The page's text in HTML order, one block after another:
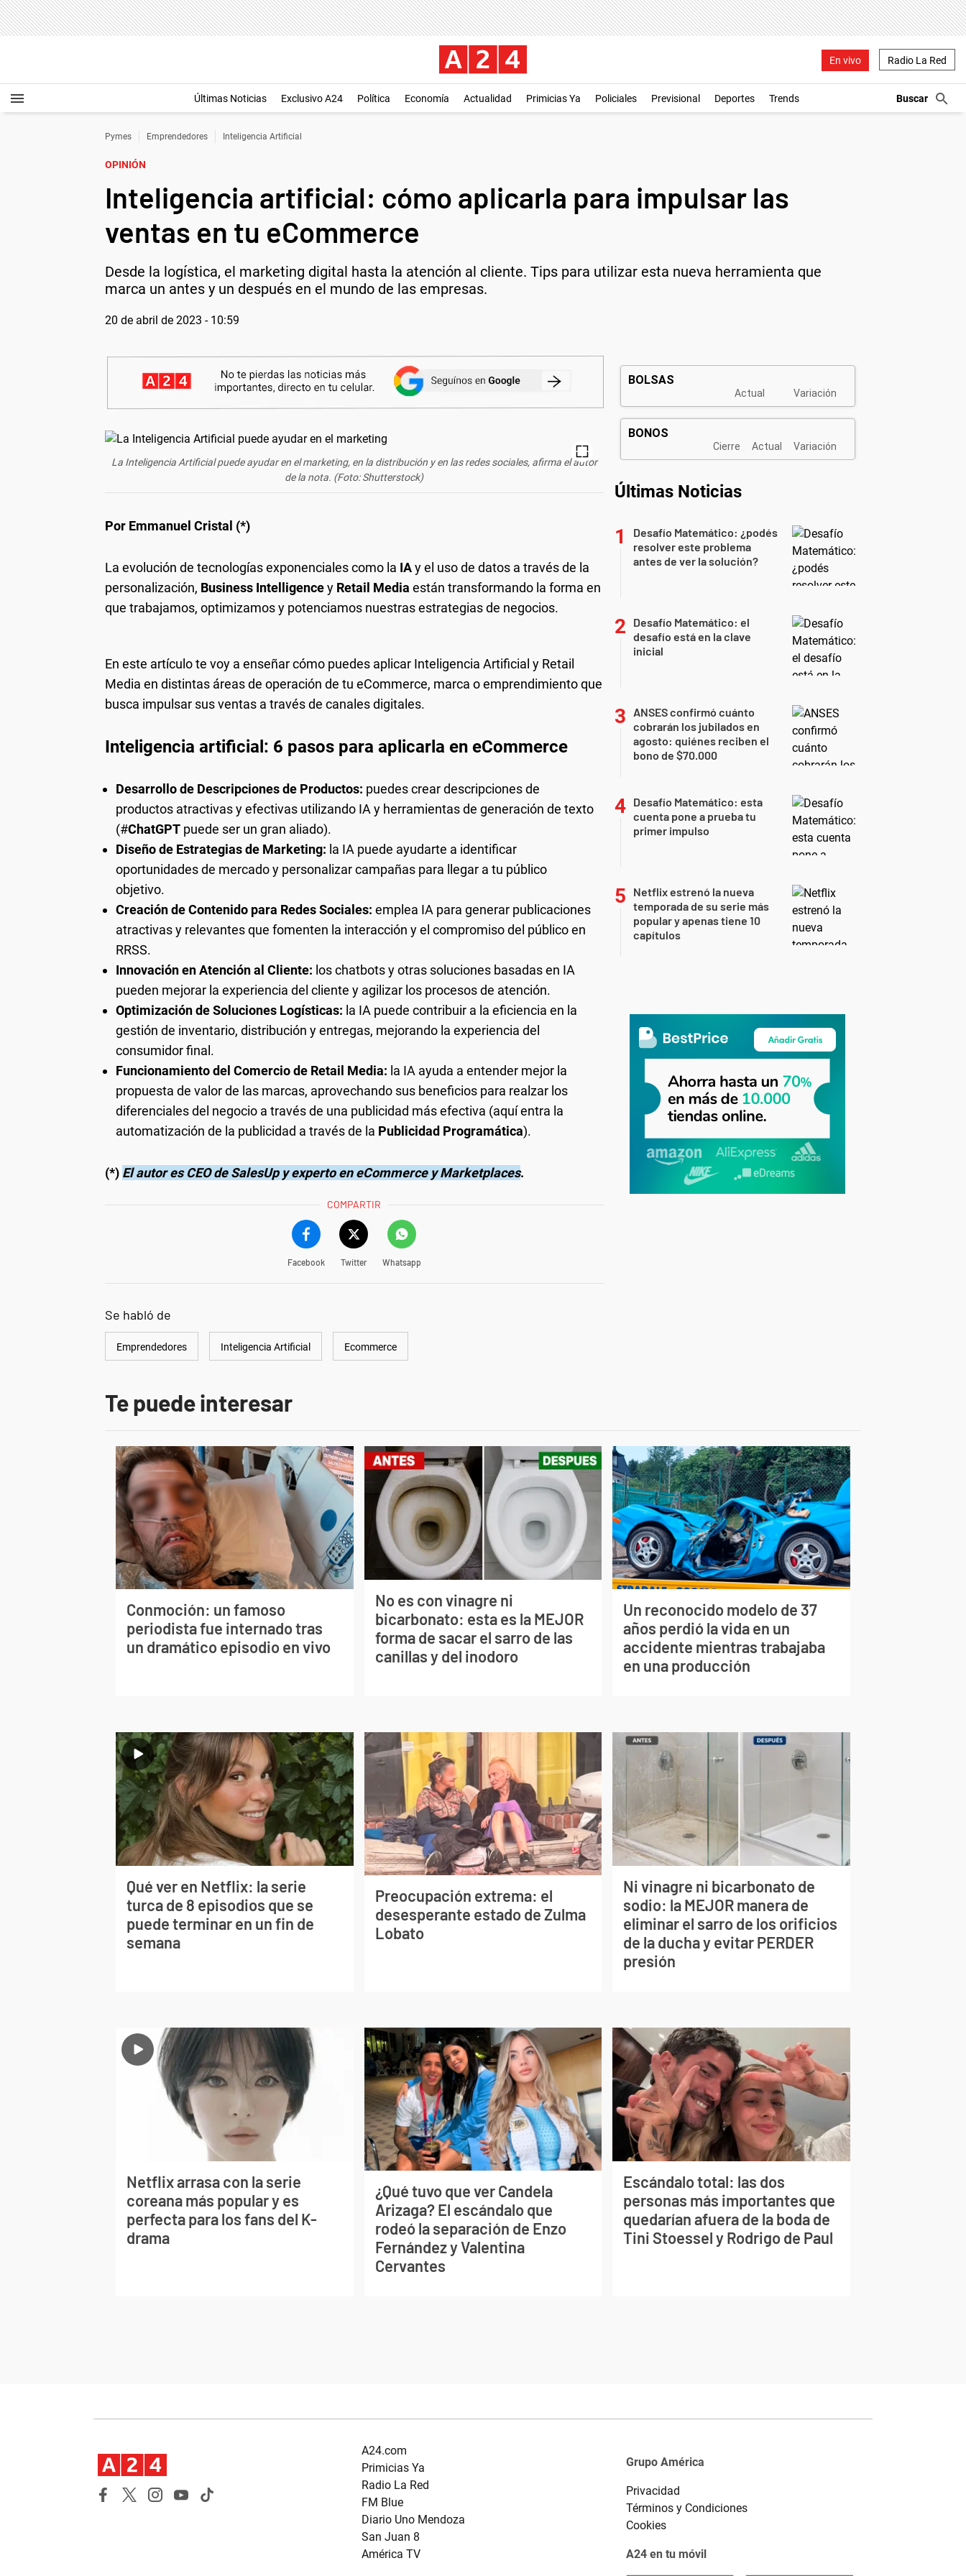
En vivo Radio La Red
Últimas Noticias Exclusivo A24 Política Economía Actualidad Primicias Ya Policiales Previsional Deportes Trends
Pymes Emprendedores Inteligencia Artificial
OPINIÓN
Inteligencia artificial: cómo aplicarla para impulsar las
ventas en tu eCommerce
Desde la logística, el marketing digital hasta la atención al cliente. Tips para utilizar esta nueva herramienta que
marca un antes y un después en el mundo de las empresas.
20 de abril de 2023 - 10:59
La Inteligencia Artificial puede ayudar en el marketing, en la distribución y en las redes sociales, afirma el autor
de la nota. (Foto: Shutterstock)
Por Emmanuel Cristal (*)
La evolución de tecnologías exponenciales como la IAy el uso de datos a través de la
personalización, Business Intelligencey Retail Media están transformando la forma en
que trabajamos, optimizamos y potenciamos nuestras estrategias de negocios.
En este artículo te voy a enseñar cómo puedes aplicar Inteligencia Artificial y Retail
Media en distintas áreas de operación de tu eCommerce, marca o emprendimiento que
busca impulsar sus ventas a través de canales digitales.
Inteligencia artificial: 6 pasos para aplicarla en eCommerce
Desarrollo de Descripciones de Productos: puedes crear descripciones de
productos atractivas y efectivas utilizando IA y herramientas de generación de texto
(#ChatGPT puede ser un gran aliado).
Diseño de Estrategias de Marketing: la IA puede ayudarte a identificar
oportunidades de mercado y personalizar campañas para llegar a tu público
objetivo.
Creación de Contenido para Redes Sociales: emplea IA para generar publicaciones
atractivas y relevantes que fomenten la interacción y el compromiso del público en
RRSS.
Innovación en Atención al Cliente: los chatbots y otras soluciones basadas en IA
pueden mejorar la experiencia del cliente y agilizar los procesos de atención.
Optimización de Soluciones Logísticas: la IA puede contribuir a la eficiencia en la
gestión de inventario, distribución y entregas, mejorando la experiencia del
consumidor final.
Funcionamiento del Comercio de Retail Media: la IA ayuda a entender mejor la
propuesta de valor de las marcas, aprovechando sus beneficios para realzar los
diferenciales del negocio a través de una publicidad más efectiva (aquí entra la
automatización de la publicidad a través de la Publicidad Programática).
(*) El autor es CEO de SalesUp y experto en eCommerce y Marketplaces.
COMPARTIR
Facebook Twitter Whatsapp
Se habló de
Emprendedores Inteligencia Artificial Ecommerce
Últimas Noticias
Desafío Matemático: ¿podés
resolver este problema
antes de ver la solución?
Desafío Matemático: el
desafío está en la clave
inicial
ANSES confirmó cuánto
cobrarán los jubilados en
agosto: quiénes reciben el
bono de $70.000
Desafío Matemático: esta
cuenta pone a prueba tu
primer impulso
Netflix estrenó la nueva
temporada de su serie más
popular y apenas tiene 10
capítulos
Te puede interesar
Conmoción: un famoso
periodista fue internado tras
un dramático episodio en vivo
No es con vinagre ni
bicarbonato: esta es la MEJOR
forma de sacar el sarro de las
canillas y del inodoro
Un reconocido modelo de 37
años perdió la vida en un
accidente mientras trabajaba
en una producción
Qué ver en Netflix: la serie
turca de 8 episodios que se
puede terminar en un fin de
semana
Preocupación extrema: el
desesperante estado de Zulma
Lobato
Ni vinagre ni bicarbonato de
sodio: la MEJOR manera de
eliminar el sarro de los orificios
de la ducha y evitar PERDER
presión
Netflix arrasa con la serie
coreana más popular y es
perfecta para los fans del K-
drama
¿Qué tuvo que ver Candela
Arizaga? El escándalo que
rodeó la separación de Enzo
Fernández y Valentina
Cervantes
Escándalo total: las dos
personas más importantes que
quedarían afuera de la boda de
Tini Stoessel y Rodrigo de Paul
A24.com
Primicias Ya
Radio La Red
FM Blue
Diario Uno Mendoza
San Juan 8
América TV
Grupo América
Privacidad
Términos y Condiciones
Cookies
A24 en tu móvil